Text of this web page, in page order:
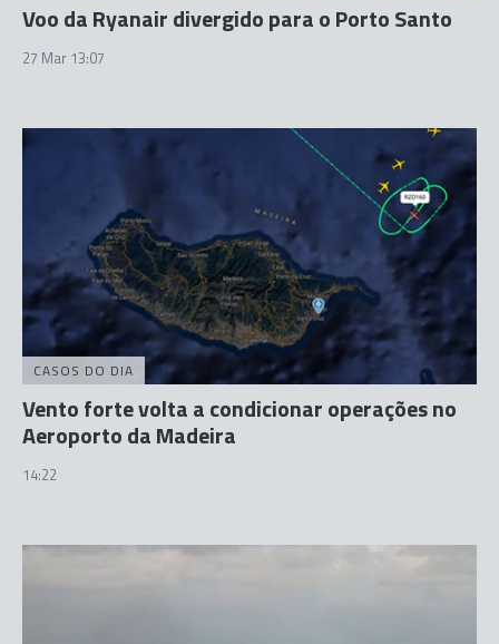
Voo da Ryanair divergido para o Porto Santo
27 Mar 13:07
CASOS DO DIA
Vento forte volta a condicionar operações no
Aeroporto da Madeira
14:22